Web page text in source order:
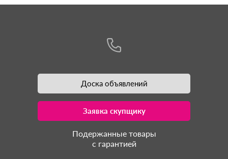
Доска объявлений
Заявка скупщику
Подержанные товары
с гарантией